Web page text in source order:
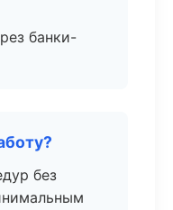
банки-
без